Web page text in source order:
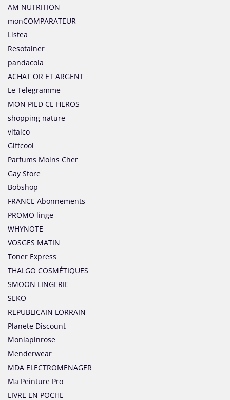
AM NUTRITION
monCOMPARATEUR
Listea
Resotainer
pandacola
ACHAT OR ET ARGENT
Le Telegramme
MON PIED CE HEROS
shopping nature
vitalco
Giftcool
Parfums Moins Cher
Gay Store
Bobshop
FRANCE Abonnements
PROMO linge
WHYNOTE
VOSGES MATIN
Toner Express
THALGO COSMÉTIQUES
SMOON LINGERIE
SEKO
REPUBLICAIN LORRAIN
Planete Discount
Monlapinrose
Menderwear
MDA ELECTROMENAGER
Ma Peinture Pro
LIVRE EN POCHE